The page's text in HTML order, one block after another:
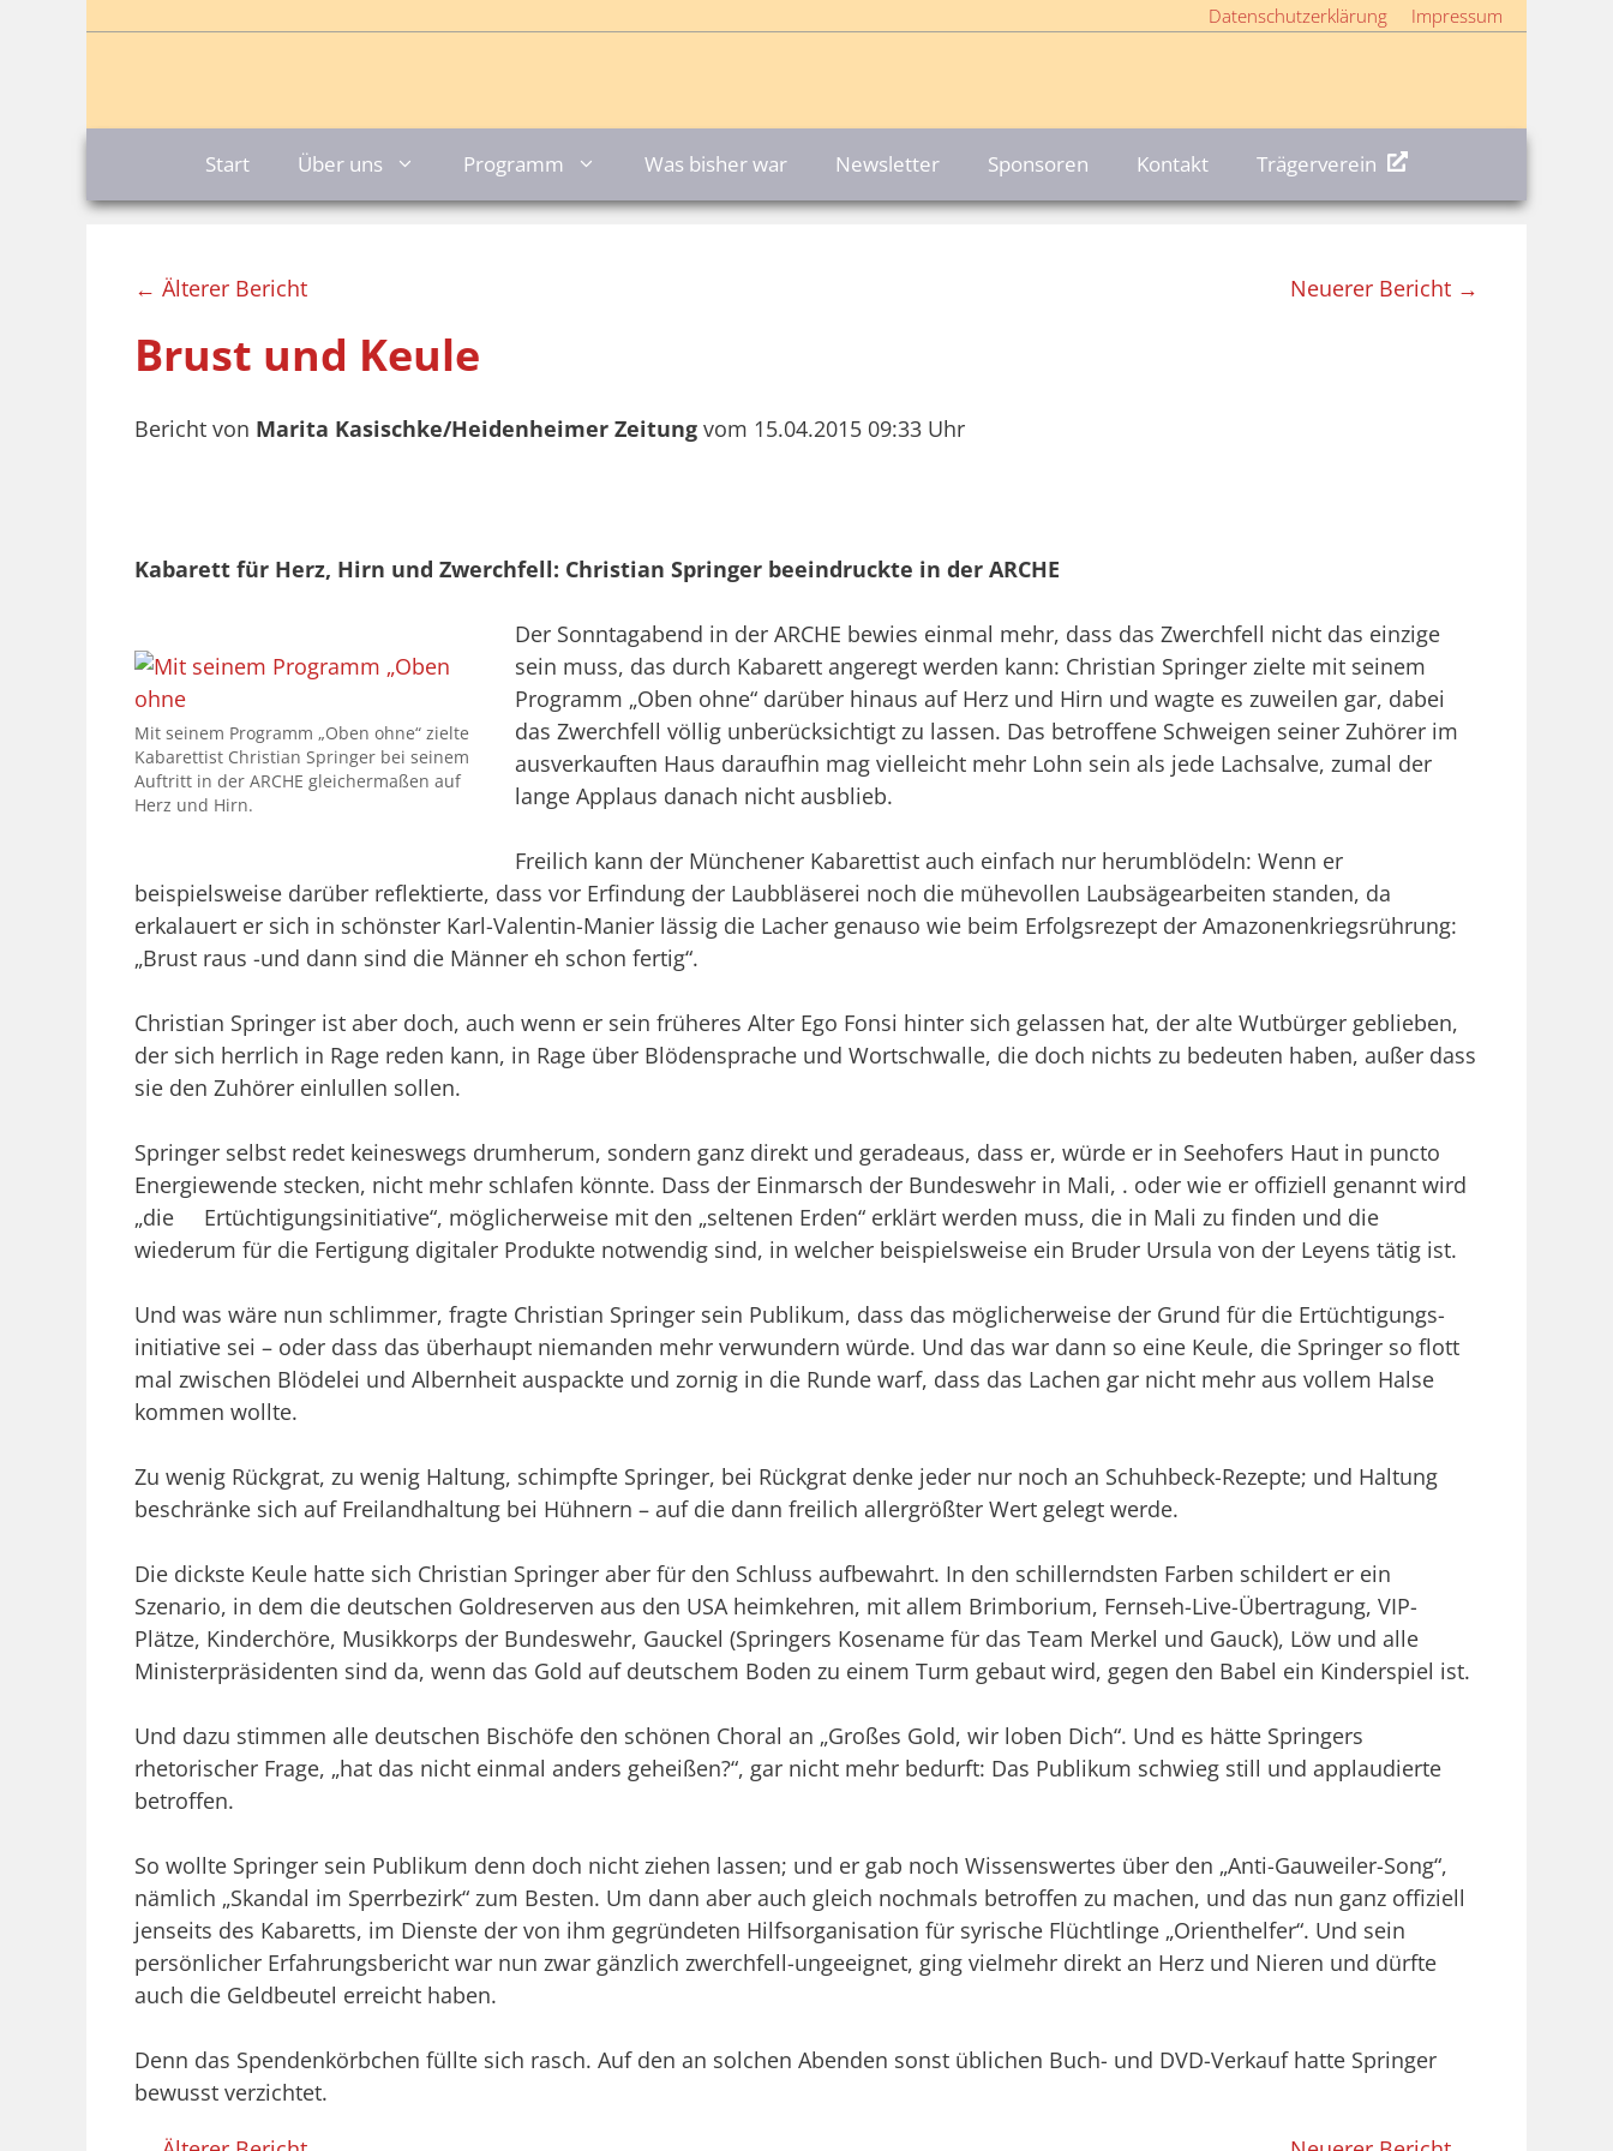
Datenschutzerklärung Impressum
Start Über uns Programm Was bisher war Newsletter Sponsoren Kontakt Trägerverein
← Älterer Bericht Neuerer Bericht →
Brust und Keule
Bericht von Marita Kasischke/Heidenheimer Zeitung vom 15.04.2015 09:33 Uhr
Kabarett für Herz, Hirn und Zwerchfell: Christian Springer beeindruckte in der ARCHE
Mit seinem Programm „Oben ohne“ zielte
Kabarettist Christian Springer bei seinem
Auftritt in der ARCHE gleichermaßen auf
Herz und Hirn.
Der Sonntagabend in der ARCHE bewies einmal mehr, dass das Zwerchfell nicht das einzige
sein muss, das durch Kabarett angeregt werden kann: Christian Springer zielte mit seinem
Programm „Oben ohne“ darüber hinaus auf Herz und Hirn und wagte es zuweilen gar, dabei
das Zwerchfell völlig unberücksichtigt zu lassen. Das betroffene Schweigen seiner Zuhörer im
ausverkauften Haus daraufhin mag vielleicht mehr Lohn sein als jede Lachsalve, zumal der
lange Applaus danach nicht ausblieb.
Freilich kann der Münchener Kabarettist auch einfach nur herumblödeln: Wenn er
beispielsweise darüber reflektierte, dass vor Erfindung der Laubbläserei noch die mühevollen Laubsäge­arbeiten standen, da
erkalauert er sich in schönster Karl-Valentin-Manier lässig die Lacher genauso wie beim Erfolgsrezept der Amazonenkriegsrührung:
„Brust raus -und dann sind die Männer eh schon fertig“.
Christian Springer ist aber doch, auch wenn er sein früheres Alter Ego Fonsi hinter sich gelassen hat, der alte Wutbürger geblieben,
der sich herrlich in Rage reden kann, in Rage über Blödensprache und Wortschwalle, die doch nichts zu bedeuten haben, außer dass
sie den Zuhörer einlullen sollen.
Springer selbst redet keineswegs drumherum, sondern ganz direkt und geradeaus, dass er, würde er in Seehofers Haut in puncto
Ener­giewende stecken, nicht mehr schlafen könnte. Dass der Einmarsch der Bundeswehr in Mali, . oder wie er offiziell genannt wird
„die Ertüchtigungsinitiative“, möglicherweise mit den „seltenen Erden“ erklärt werden muss, die in Mali zu finden und die
wiederum für die Fertigung digitaler Produkte notwendig sind, in welcher bei­spielsweise ein Bruder Ursula von der Leyens tätig ist.
Und was wäre nun schlimmer, fragte Christian Springer sein Pu­blikum, dass das möglicherweise der Grund für die Ertüchtigungs-
initiative sei – oder dass das überhaupt niemanden mehr verwundern würde. Und das war dann so eine Keule, die Springer so flott
mal zwischen Blödelei und Albernheit auspackte und zornig in die Runde warf, dass das Lachen gar nicht mehr aus vollem Halse
kommen wollte.
Zu wenig Rückgrat, zu wenig Haltung, schimpfte Springer, bei Rückgrat denke jeder nur noch an Schuhbeck-Rezepte; und Haltung
beschränke sich auf Freilandhaltung bei Hühnern – auf die dann freilich allergrößter Wert gelegt werde.
Die dickste Keule hatte sich Christian Springer aber für den Schluss aufbewahrt. In den schil­lerndsten Farben schildert er ein
Szenario, in dem die deutschen Goldreserven aus den USA heim­kehren, mit allem Brimborium, Fernseh-Live-Übertragung, VIP-
Plätze, Kinderchöre, Musikkorps der Bundeswehr, Gauckel (Springers Kosename für das Team Merkel und Gauck), Löw und alle
Ministerpräsidenten sind da, wenn das Gold auf deutschem Boden zu einem Turm gebaut wird, gegen den Babel ein Kinderspiel ist.
Und dazu stimmen alle deutschen Bischöfe den schönen Choral an „Großes Gold, wir loben Dich“. Und es hätte Springers
rhetorischer Frage, „hat das nicht einmal anders geheißen?“, gar nicht mehr bedurft: Das Publikum schwieg still und applaudierte
betroffen.
So wollte Springer sein Publikum denn doch nicht ziehen lassen; und er gab noch Wissenswertes über den „Anti-Gauweiler-Song“,
nämlich „Skandal im Sperrbezirk“ zum Besten. Um dann aber auch gleich nochmals betroffen zu machen, und das nun ganz offiziell
jenseits des Kabaretts, im Dienste der von ihm gegründeten Hilfsorganisation für syrische Flüchtlinge „Orienthelfer“. Und sein
persönlicher Erfahrungsbericht war nun zwar gänzlich zwerchfell-ungeeignet, ging vielmehr direkt an Herz und Nieren und dürfte
auch die Geldbeutel erreicht haben.
Denn das Spendenkörbchen füllte sich rasch. Auf den an solchen Abenden sonst üblichen Buch- und DVD-Verkauf hatte Springer
bewusst verzichtet.